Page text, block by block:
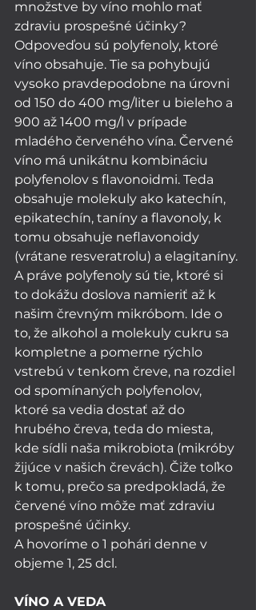
množstve by víno mohlo mať
zdraviu prospešné účinky?
Odpoveďou sú polyfenoly, ktoré
víno obsahuje. Tie sa pohybujú
vysoko pravdepodobne na úrovni
od 150 do 400 mg/liter u bieleho a
900 až 1400 mg/l v prípade
mladého červeného vína. Červené
víno má unikátnu kombináciu
polyfenolov s flavonoidmi. Teda
obsahuje molekuly ako katechín,
epikatechín, taníny a flavonoly, k
tomu obsahuje neflavonoidy
(vrátane resveratrolu) a elagitaníny.
A práve polyfenoly sú tie, ktoré si
to dokážu doslova namieriť až k
našim črevným mikróbom. Ide o
to, že alkohol a molekuly cukru sa
kompletne a pomerne rýchlo
vstrebú v tenkom čreve, na rozdiel
od spomínaných polyfenolov,
ktoré sa vedia dostať až do
hrubého čreva, teda do miesta,
kde sídli naša mikrobiota (mikróby
žijúce v našich črevách). Čiže toľko
k tomu, prečo sa predpokladá, že
červené víno môže mať zdraviu
prospešné účinky.
A hovoríme o 1 pohári denne v
objeme 1, 25 dcl.
VÍNO A VEDA